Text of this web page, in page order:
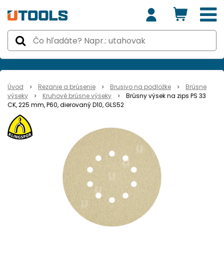
Úvod Rezanie a brúsenie Brusivo na podložke
Brúsne
výseky
Kruhové brúsne výseky
Brúsny výsek na zips PS 33
CK, 225 mm, P60, dierovaný D10, GLS52